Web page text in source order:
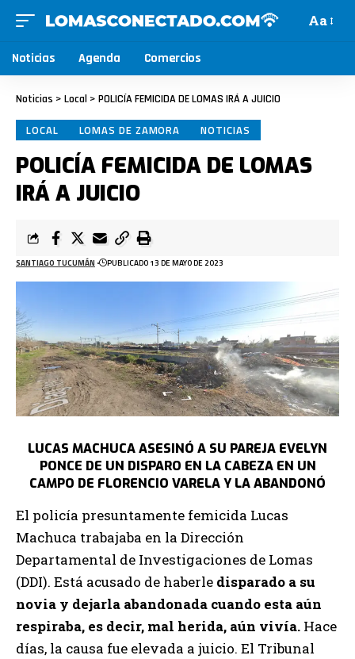
Aa
Noticias Agenda Comercios
Noticias > Local > POLICÍA FEMICIDA DE LOMAS IRÁ A JUICIO
LOCAL LOMAS DE ZAMORA NOTICIAS
POLICÍA FEMICIDA DE LOMAS
IRÁ A JUICIO
SANTIAGO TUCUMÁN PUBLICADO 13 DE MAYO DE 2023
LUCAS MACHUCA ASESINÓ A SU PAREJA EVELYN
PONCE DE UN DISPARO EN LA CABEZA EN UN
CAMPO DE FLORENCIO VARELA Y LA ABANDONÓ
El policía presuntamente femicida Lucas
Machuca trabajaba en la Dirección
Departamental de Investigaciones de Lomas
(DDI). Está acusado de haberle disparado a su
novia y dejarla abandonada cuando esta aún
respiraba, es decir, mal herida, aún vivía. Hace
días, la causa fue elevada a juicio. El Tribunal